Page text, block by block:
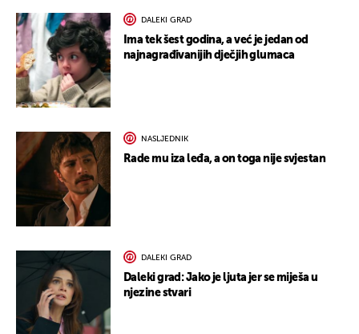
DALEKI GRAD
Ima tek šest godina, a već je jedan od
najnagrađivanijih dječjih glumaca
NASLJEDNIK
Rade mu iza leđa, a on toga nije svjestan
DALEKI GRAD
Daleki grad: Jako je ljuta jer se miješa u
njezine stvari